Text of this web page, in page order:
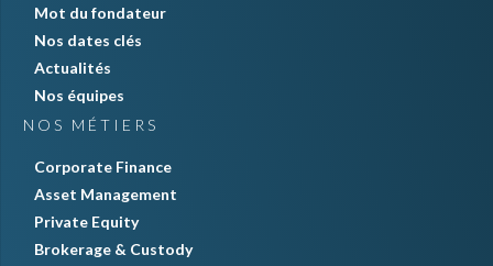
Mot du fondateur
Nos dates clés
Actualités
Nos équipes
NOS MÉTIERS
Corporate Finance
Asset Management
Private Equity
Brokerage & Custody